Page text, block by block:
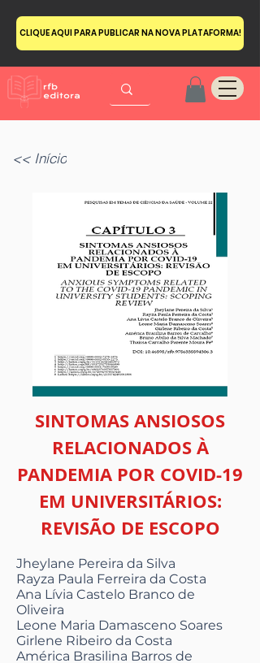
CLIQUE AQUI PARA PUBLICAR NA NOVA PLATAFORMA!
<< Início
SINTOMAS ANSIOSOS
RELACIONADOS À
PANDEMIA POR COVID-19
EM UNIVERSITÁRIOS:
REVISÃO DE ESCOPO
Jheylane Pereira da Silva
Rayza Paula Ferreira da Costa
Ana Lívia Castelo Branco de
Oliveira
Leone Maria Damasceno Soares
Girlene Ribeiro da Costa
América Brasilina Barros de